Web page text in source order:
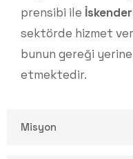
prensibi ile
sektörde hizmet
bunun gereği
etmektedir.
Misyon